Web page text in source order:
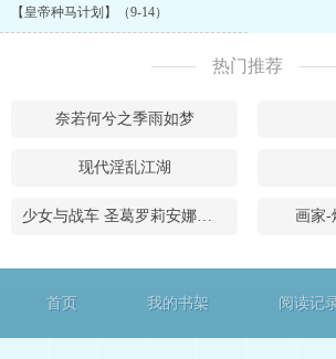
【皇帝种马计划】（9-14）
热门推荐
奈若何兮之季雨如梦
现代淫乱江湖
少女与战车 圣葛罗莉安娜女子学院的秘密 画家-
首页 我的书架 阅读记